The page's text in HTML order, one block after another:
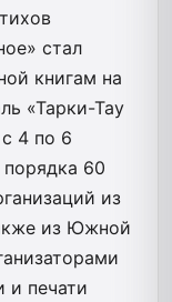
стал
книгам на
«Тарки-Тау
4 по 6
60
из
из Южной
и печати